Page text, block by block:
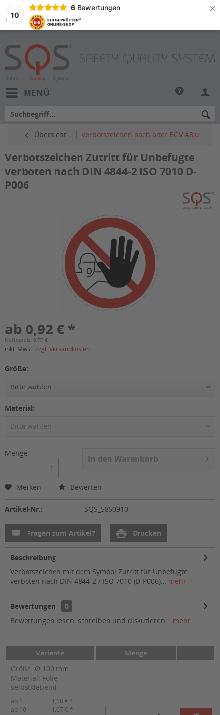
10
6 Bewertungen ×
MENÜ
Übersicht Verbotszeichen nach alter BGV A8 und
Verbotszeichen Zutritt für Unbefugte
verboten nach DIN 4844-2 ISO 7010 D-
P006
ab 0,92 € *
Nettopreis: 0,77 €
inkl. MwSt. zzgl. Versandkosten
Größe:
Material:
Menge:
In den Warenkorb
Merken Bewerten
Artikel-Nr.: SQS_5850910
Fragen zum Artikel? Drucken
Beschreibung
Verbotszeichen mit dem Symbol Zutritt für Unbefugte
verboten nach DIN 4844-2 / ISO 7010 (D-P006)... mehr
Bewertungen
0
Bewertungen lesen, schreiben und diskutieren... mehr
Variante
Menge
Größe: Ø 100 mm
Material: Folie
selbstklebend
ab 1
1,18 € *
ab 10
1,07 € *